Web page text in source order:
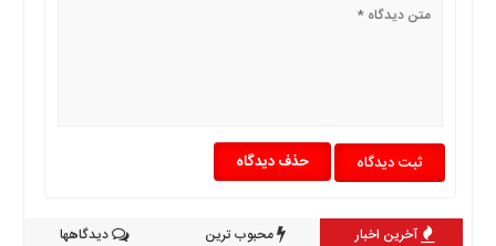
برگه
حذف دیدگاه
آخرین اخبار محبوب ترین
دیدگاهها